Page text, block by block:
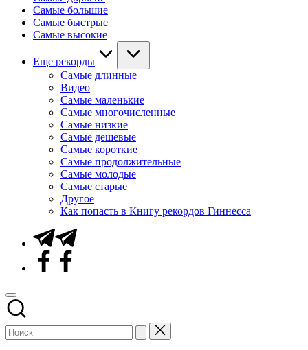
Самые большие
Самые быстрые
Самые высокие
Еще рекорды
Самые длинные
Видео
Самые маленькие
Самые многочисленные
Самые низкие
Самые дешевые
Самые короткие
Самые продолжительные
Самые молодые
Самые старые
Другое
Как попасть в Книгу рекордов Гиннесса
Telegram
Facebook